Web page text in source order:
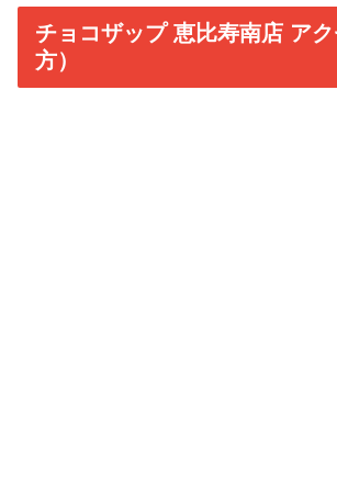
チョコザップ 恵比寿南店 ア
方）